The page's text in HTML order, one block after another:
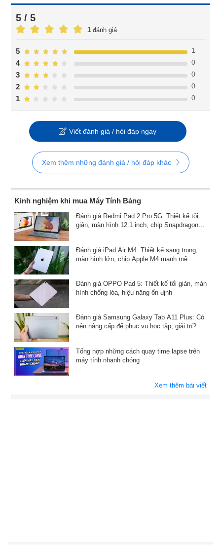
5 / 5
1 đánh giá
1 0
2 0
3 0
4 0
5 1
Viết đánh giá / hỏi đáp ngay
Xem thêm những đánh giá / hỏi đáp khác
Kinh nghiệm khi mua Máy Tính Bảng
Đánh giá Redmi Pad 2 Pro 5G: Thiết kế tối
giản, màn hình 12.1 inch, chip Snapdragon
Đánh giá iPad Air M4: Thiết kế sang trọng,
màn hình lớn, chip Apple M4 mạnh mẽ
Đánh giá OPPO Pad 5: Thiết kế tối giản, màn
hình chống lóa, hiệu năng ổn định
Đánh giá Samsung Galaxy Tab A11 Plus: Có
nên nâng cấp để phục vụ học tập, giải trí?
Tổng hợp những cách quay time lapse trên
máy tính nhanh chóng
Xem thêm bài viết